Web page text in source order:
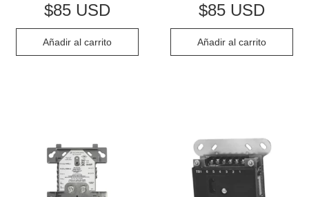
$85 USD
Añadir al carrito
$85 USD
Añadir al carrito